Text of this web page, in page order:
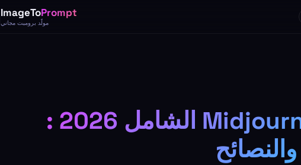
ImageToPrompt
مولّد برومبت مجاني
دليل برومبتات Midjourney الشامل 2026 :